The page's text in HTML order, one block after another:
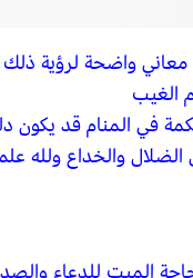
واضحة لرؤية ذلك
الغيب
في المنام قد يكون
والخداع ولله
الميت للدعاء